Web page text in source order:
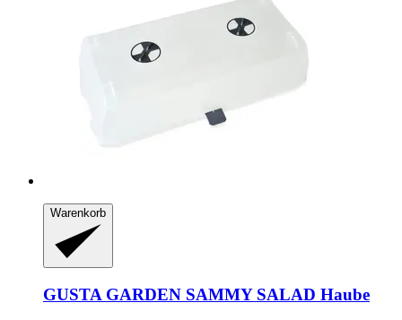
Warenkorb
GUSTA GARDEN SAMMY SALAD Haube